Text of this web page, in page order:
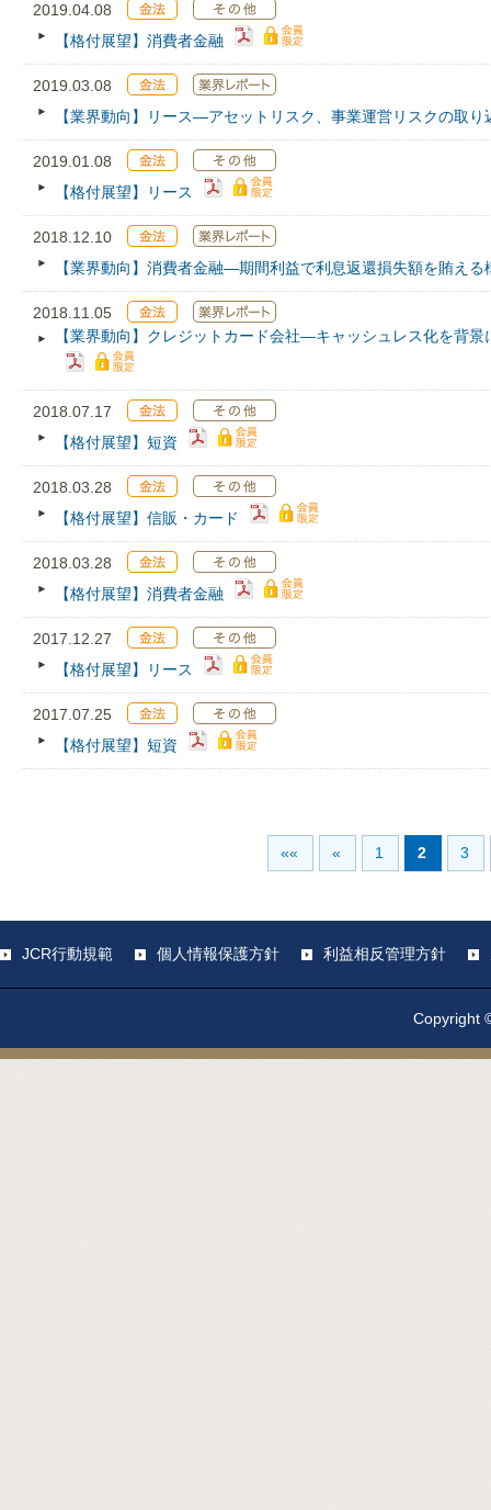
2019.04.08
【格付展望】消費者金融
2019.03.08
【業界動向】リース―アセットリスク、事業運営リスクの取
2019.01.08
【格付展望】リース
2018.12.10
【業界動向】消費者金融―期間利益で利息返還損失額を賄え
2018.11.05
【業界動向】クレジットカード会社―キャッシュレス化を背
2018.07.17
【格付展望】短資
2018.03.28
【格付展望】信販・カード
2018.03.28
【格付展望】消費者金融
2017.12.27
【格付展望】リース
2017.07.25
【格付展望】短資
«« « 1 2 3
JCR行動規範 個人情報保護方針 利益相反管理方針
Copyright